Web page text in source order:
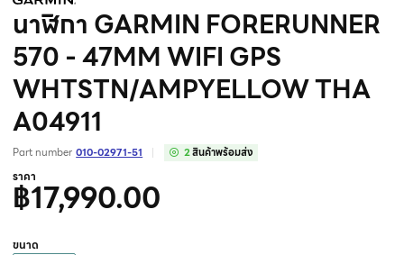
นาฬิกา GARMIN FORERUNNER
570 - 47MM WIFI GPS
WHTSTN/AMPYELLOW THA
A04911
Part number 010-02971-51 2สินค้าพร้อมส่ง
ราคา
฿17,990.00
ขนาด